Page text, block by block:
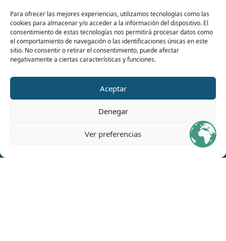
Para ofrecer las mejores experiencias, utilizamos tecnologías como las
cookies para almacenar y/o acceder a la información del dispositivo. El
consentimiento de estas tecnologías nos permitirá procesar datos como
el comportamiento de navegación o las identificaciones únicas en este
sitio. No consentir o retirar el consentimiento, puede afectar
negativamente a ciertas características y funciones.
Aceptar
Denegar
Ver preferencias